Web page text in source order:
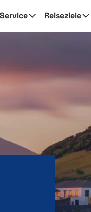
Reiseziele